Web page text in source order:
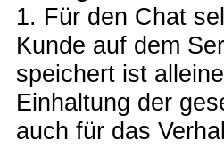
1. Für den Chat
Kunde auf dem
speichert ist
Einhaltung der
auch für das